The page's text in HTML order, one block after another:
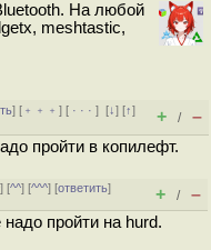
На любой
meshtastic,
] [ ﹢﹢﹢] [ · · ·][↓] [↑]
+ / –
пройти в копилефт.
] [^^] [^^^] [ответить]
+ / –
пройти на hurd.